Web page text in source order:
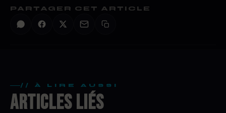
PARTAGER CET ARTICLE
// À LIRE AUSSI
ARTICLES LIÉS